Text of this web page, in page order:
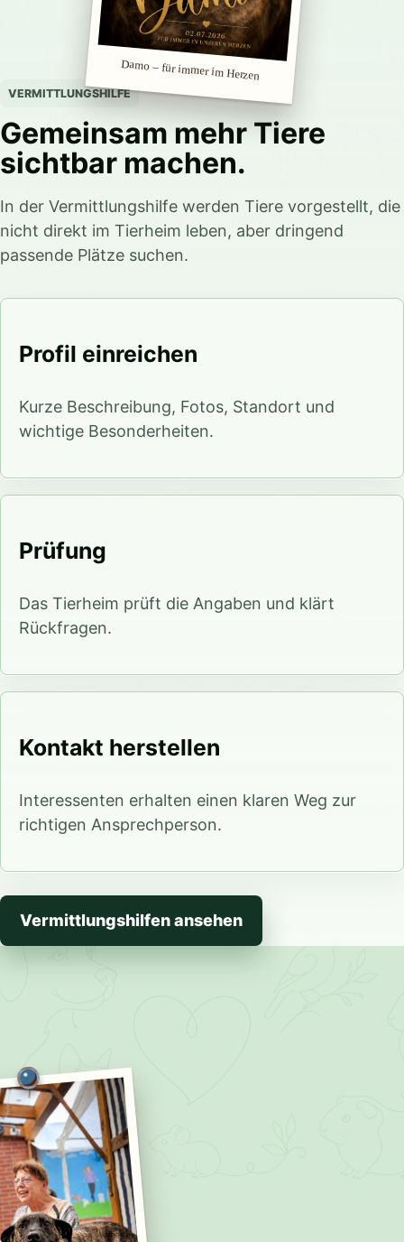
Damo – für immer im Herzen
VERMITTLUNGSHILFE
Gemeinsam mehr Tiere
sichtbar machen.
In der Vermittlungshilfe werden Tiere vorgestellt, die
nicht direkt im Tierheim leben, aber dringend
passende Plätze suchen.
Profil einreichen
Kurze Beschreibung, Fotos, Standort und
wichtige Besonderheiten.
Prüfung
Das Tierheim prüft die Angaben und klärt
Rückfragen.
Kontakt herstellen
Interessenten erhalten einen klaren Weg zur
richtigen Ansprechperson.
Vermittlungshilfen ansehen